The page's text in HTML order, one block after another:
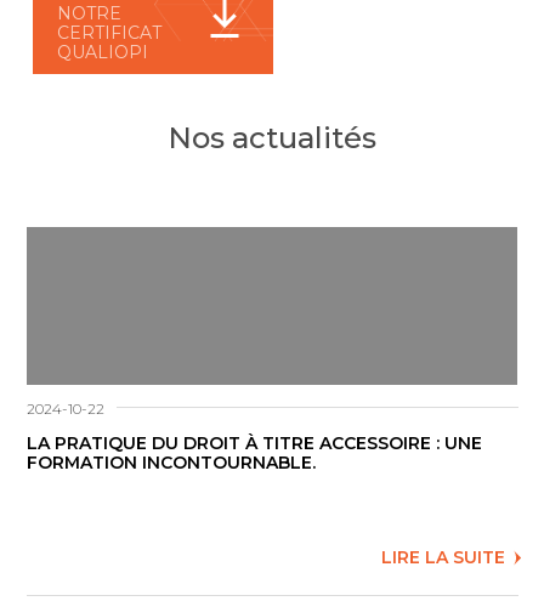
NOTRE
CERTIFICAT
QUALIOPI
Nos actualités
2024-10-22
LA PRATIQUE DU DROIT À TITRE ACCESSOIRE : UNE
FORMATION INCONTOURNABLE.
LIRE LA SUITE